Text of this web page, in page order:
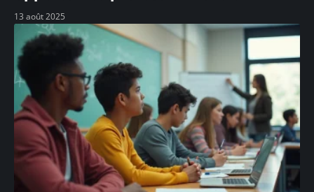
13 août 2025